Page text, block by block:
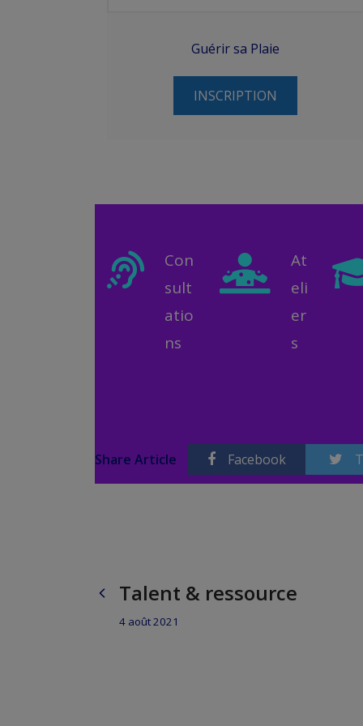
Guérir sa Plaie
INSCRIPTION
Con
sult
atio
ns
At
eli
er
s
Share Article Facebook
Talent & ressource
4 août 2021